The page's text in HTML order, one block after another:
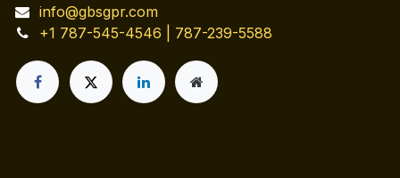
info@gbsgpr.com
+1 787-545-4546 | 787-239-5588